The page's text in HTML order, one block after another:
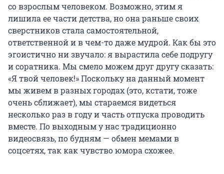
со взрослым человеком. Возможно, этим я
лишила ее части детства, но она раньше своих
сверстников стала самостоятельной,
ответственной и в чем-то даже мудрой. Как бы это
эгоистично ни звучало: я вырастила себе подругу
и соратника. Мы смело можем друг другу сказать:
«Я твой человек!» Поскольку на данный момент
мы живем в разных городах (это, кстати, тоже
очень сближает), мы стараемся видеться
несколько раз в году и часть отпуска проводить
вместе. По выходным у нас традиционно
видеосвязь, по будням — обмен мемами в
соцсетях, так как чувство юмора схожее.